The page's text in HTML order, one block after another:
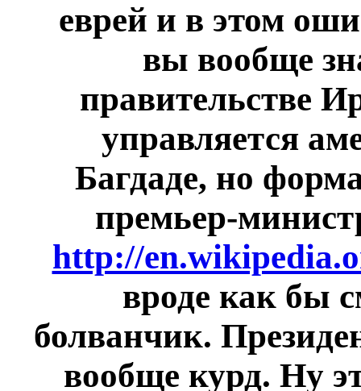
еврей и в этом
вы вообще
правительстве
управляется
Багдаде, но
премьер-
http://
вроде как бы
болванчик.
вообще курд. Ну